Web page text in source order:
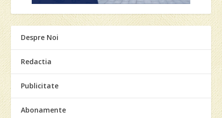
Despre Noi
Redactia
Publicitate
Abonamente